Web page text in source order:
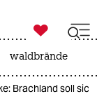

taz zahl ich
waldbrände
Brachland soll